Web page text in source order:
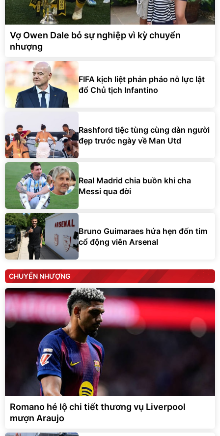
Vợ Owen Dale bỏ sự nghiệp vì kỳ chuyển
nhượng
FIFA kịch liệt phản pháo nỗ lực lật
đổ Chủ tịch Infantino
Rashford tiệc tùng cùng dàn người
đẹp trước ngày về Man Utd
Real Madrid chia buồn khi cha
Messi qua đời
Bruno Guimaraes hứa hẹn đốn tim
cổ động viên Arsenal
CHUYỂN NHƯỢNG
Romano hé lộ chi tiết thương vụ Liverpool
mượn Araujo